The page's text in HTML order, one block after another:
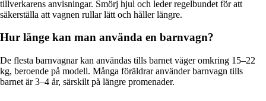
tillverkarens anvisningar. Smörj hjul och leder regelbundet för att
säkerställa att vagnen rullar lätt och håller längre.
Hur länge kan man använda en barnvagn?
De flesta barnvagnar kan användas tills barnet väger omkring 15–22
kg, beroende på modell. Många föräldrar använder barnvagn tills
barnet är 3–4 år, särskilt på längre promenader.